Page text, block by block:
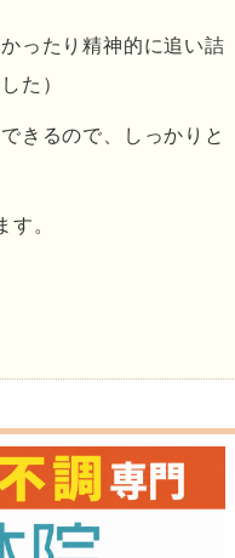
ったり精神的に追い詰
た）
きるので、しっかりと
。